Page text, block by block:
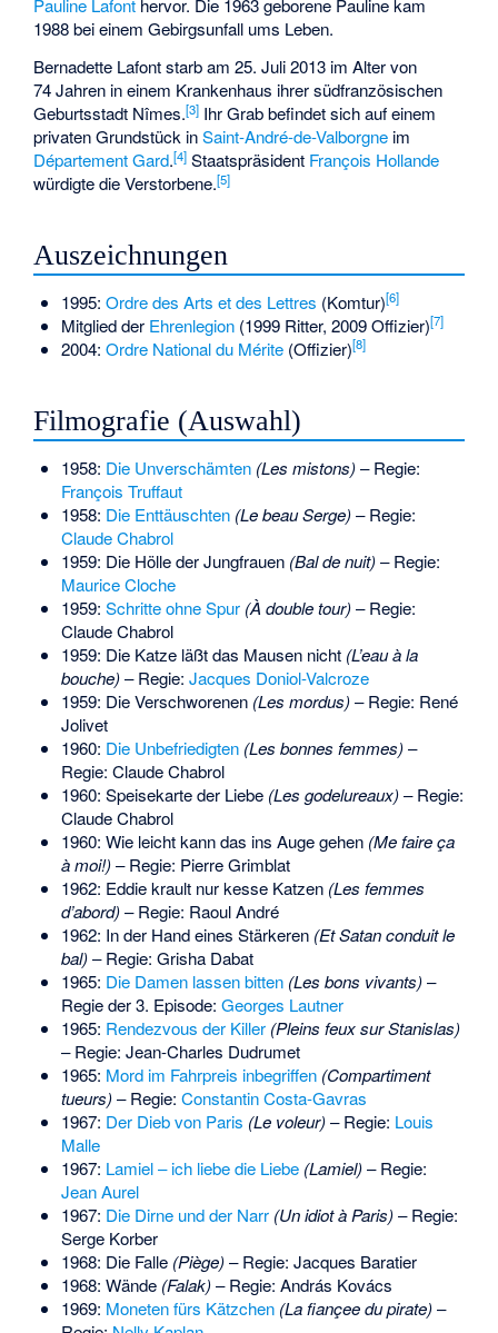
1988 bei einem Gebirgsunfall ums Leben.
Bernadette Lafont starb am 25. Juli 2013 im Alter von
74 Jahren in einem Krankenhaus ihrer südfranzösischen
Geburtsstadt Nîmes.[3] Ihr Grab befindet sich auf einem
privaten Grundstück inSaint-André-de-Valborgne im
Département Gard.[4] Staatspräsident François Hollande
würdigte die Verstorbene.[5]
Auszeichnungen
1995: Ordre des Arts et des Lettres (Komtur)[6]
Mitglied der Ehrenlegion(1999 Ritter, 2009 Offizier)[7]
2004: Ordre National du Mérite(Offizier)[8]
Filmografie (Auswahl)
1958: Die Unverschämten (Les mistons)– Regie:
François Truffaut
1958: Die Enttäuschten (Le beau Serge)– Regie:
Claude Chabrol
1959: Die Hölle der Jungfrauen (Bal de nuit)– Regie:
Maurice Cloche
1959: Schritte ohne Spur (À double tour)– Regie:
Claude Chabrol
1959: Die Katze läßt das Mausen nicht (L’eau à la
bouche)– Regie: Jacques Doniol-Valcroze
1959: Die Verschworenen (Les mordus)– Regie: René
Jolivet
1960: Die Unbefriedigten (Les bonnes femmes)–
Regie: Claude Chabrol
1960: Speisekarte der Liebe (Les godelureaux)– Regie:
Claude Chabrol
1960: Wie leicht kann das ins Auge gehen (Me faire ça
à moi!)– Regie: Pierre Grimblat
1962: Eddie krault nur kesse Katzen (Les femmes
d’abord)– Regie: Raoul André
1962: In der Hand eines Stärkeren (Et Satan conduit le
bal)– Regie: Grisha Dabat
1965: Die Damen lassen bitten (Les bons vivants)–
Regie der 3. Episode: Georges Lautner
1965: Rendezvous der Killer (Pleins feux sur Stanislas)
– Regie: Jean-Charles Dudrumet
1965: Mord im Fahrpreis inbegriffen (Compartiment
tueurs)– Regie: Constantin Costa-Gavras
1967: Der Dieb von Paris (Le voleur)– Regie: Louis
Malle
1967: Lamiel – ich liebe die Liebe (Lamiel)– Regie:
Jean Aurel
1967: Die Dirne und der Narr (Un idiot à Paris)– Regie:
Serge Korber
1968: Die Falle (Piège)– Regie: Jacques Baratier
1968: Wände (Falak)– Regie: András Kovács
1969: Moneten fürs Kätzchen (La fiançee du pirate)–